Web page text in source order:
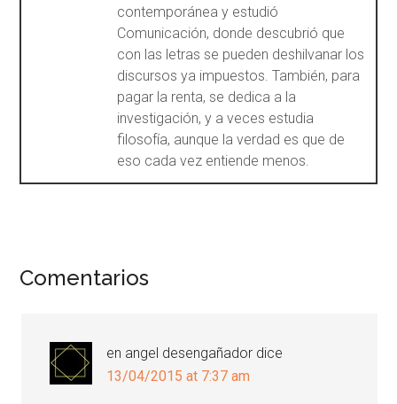
contemporánea y estudió
Comunicación, donde descubrió que
con las letras se pueden deshilvanar los
discursos ya impuestos. También, para
pagar la renta, se dedica a la
investigación, y a veces estudia
filosofía, aunque la verdad es que de
eso cada vez entiende menos.
Comentarios
en angel desengañador dice
13/04/2015 at 7:37 am